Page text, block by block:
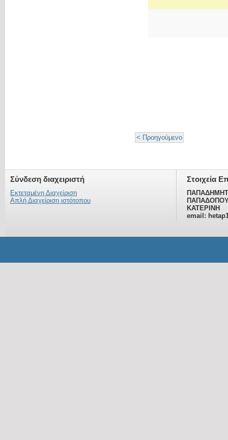
< Προηγούμενο
Σύνδεση διαχειριστή
Εκτεταμένη Διαχείριση
Απλή Διαχείριση ιστότοπου
Στοιχεία
ΚΑΤΕΡΙΝΗ
email: